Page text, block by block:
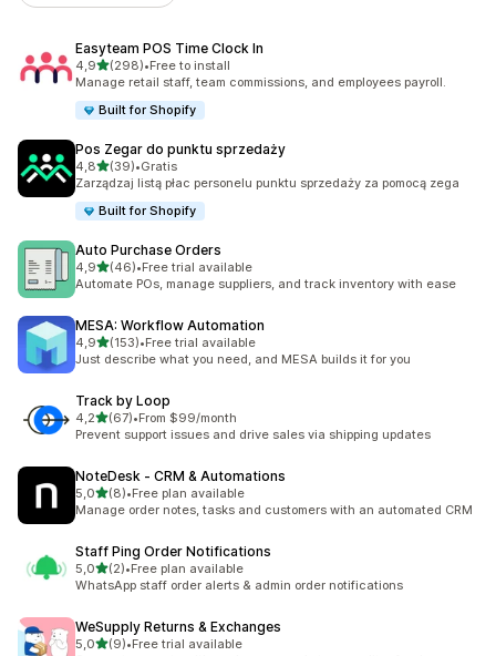
Easyteam POS Time Clock In
4,9na 5 gwiazdek
(298)
Łączna liczba recenzji: 298
•Free to install
Manage retail staff, team commissions, and employees payroll.
Built for Shopify
Pos Zegar do punktu sprzedaży
4,8na 5 gwiazdek
(39)
Łączna liczba recenzji: 39
•Gratis
Zarządzaj listą płac personelu punktu sprzedaży za pomocą zega
Built for Shopify
Auto Purchase Orders
4,9na 5 gwiazdek
(46)
Łączna liczba recenzji: 46
•Free trial available
Automate POs, manage suppliers, and track inventory with ease
MESA: Workflow Automation
4,9na 5 gwiazdek
(153)
Łączna liczba recenzji: 153
•Free trial available
Just describe what you need, and MESA builds it for you
Track by Loop
4,2na 5 gwiazdek
(67)
Łączna liczba recenzji: 67
•From $99/month
Prevent support issues and drive sales via shipping updates
NoteDesk ‑ CRM & Automations
5,0na 5 gwiazdek
(8)
Łączna liczba recenzji: 8
•Free plan available
Manage order notes, tasks and customers with an automated CRM
Staff Ping Order Notifications
5,0na 5 gwiazdek
(2)
Łączna liczba recenzji: 2
•Free plan available
WhatsApp staff order alerts & admin order notifications
WeSupply Returns & Exchanges
5,0na 5 gwiazdek
(9)
Łączna liczba recenzji: 9
•Free trial available